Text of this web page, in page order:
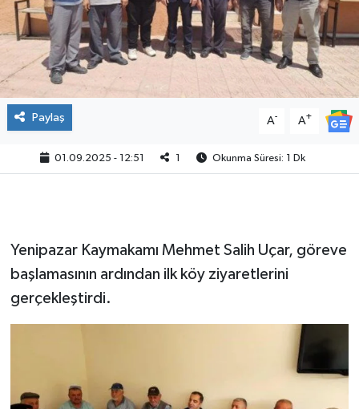
Paylaş A- A+
01.09.2025 - 12:51 Okunma Süresi: 1 Dk
Yenipazar Kaymakamı Mehmet Salih Uçar, göreve
başlamasının ardından ilk köy ziyaretlerini
gerçekleştirdi.